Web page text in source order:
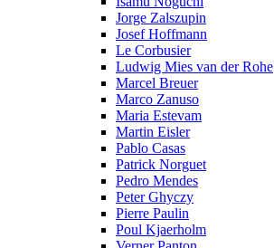
Jorge Zalszupin
Josef Hoffmann
Le Corbusier
Ludwig Mies van der Rohe
Marcel Breuer
Marco Zanuso
Maria Estevam
Martin Eisler
Pablo Casas
Patrick Norguet
Pedro Mendes
Peter Ghyczy
Pierre Paulin
Poul Kjaerholm